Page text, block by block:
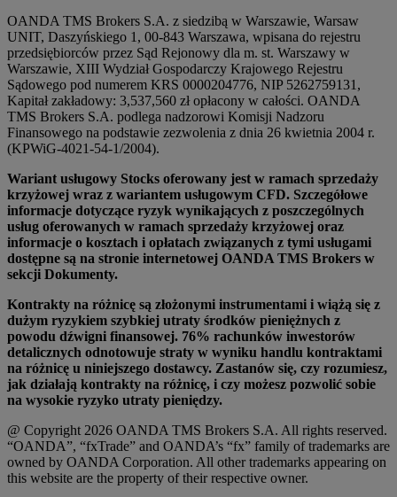
OANDA TMS Brokers S.A. z siedzibą w Warszawie, Warsaw
UNIT, Daszyńskiego 1, 00-843 Warszawa, wpisana do rejestru
przedsiębiorców przez Sąd Rejonowy dla m. st. Warszawy w
Warszawie, XIII Wydział Gospodarczy Krajowego Rejestru
Sądowego pod numerem KRS 0000204776, NIP 5262759131,
Kapitał zakładowy: 3,537,560 zł opłacony w całości. OANDA
TMS Brokers S.A. podlega nadzorowi Komisji Nadzoru
Finansowego na podstawie zezwolenia z dnia 26 kwietnia 2004 r.
(KPWiG-4021-54-1/2004).
Wariant usługowy Stocks oferowany jest w ramach sprzedaży
krzyżowej wraz z wariantem usługowym CFD. Szczegółowe
informacje dotyczące ryzyk wynikających z poszczególnych
usług oferowanych w ramach sprzedaży krzyżowej oraz
informacje o kosztach i opłatach związanych z tymi usługami
dostępne są na stronie internetowej OANDA TMS Brokers w
sekcji Dokumenty.
Kontrakty na różnicę są złożonymi instrumentami i wiążą się z
dużym ryzykiem szybkiej utraty środków pieniężnych z
powodu dźwigni finansowej. 76% rachunków inwestorów
detalicznych odnotowuje straty w wyniku handlu kontraktami
na różnicę u niniejszego dostawcy. Zastanów się, czy rozumiesz,
jak działają kontrakty na różnicę, i czy możesz pozwolić sobie
na wysokie ryzyko utraty pieniędzy.
@ Copyright 2026 OANDA TMS Brokers S.A. All rights reserved.
“OANDA”, “fxTrade” and OANDA’s “fx” family of trademarks are
owned by OANDA Corporation. All other trademarks appearing on
this website are the property of their respective owner.